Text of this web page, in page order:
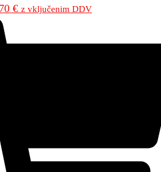
€ z vključenim DDV